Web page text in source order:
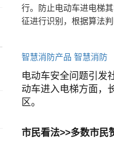
行。防止电动车进电梯
征进行识别，根据算法
智慧消防产品 智慧消防
电动车安全问题引发
动车进入电梯方面，
区。
市民看法>>多数市民